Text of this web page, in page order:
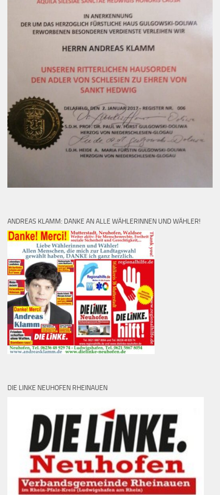
ANDREAS KLAMM: DANKE AN ALLE WÄHLERINNEN UND WÄHLER!
DIE LINKE NEUHOFEN RHEINAUEN